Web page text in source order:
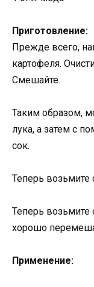
Приготовление:
Прежде всего,
картофеля.
Смешайте.
Таким образом,
лука, а затем с
сок.
Теперь возьмите
Теперь
хорошо
Применение: